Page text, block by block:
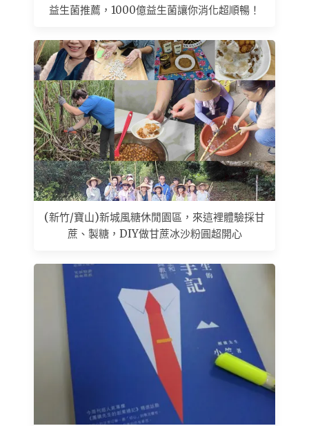
益生菌推薦，1000億益生菌讓你消化超順暢！
(新竹/寶山)新城風糖休閒園區，來這裡體驗採甘
蔗、製糖，DIY做甘蔗冰沙粉圓超開心